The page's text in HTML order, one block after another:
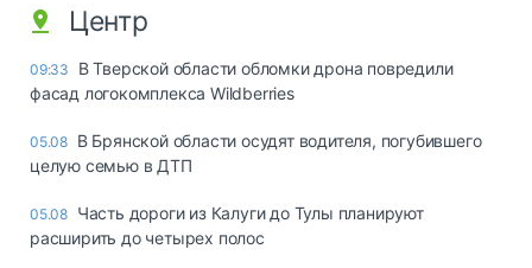
Центр
09:33
В Тверской области обломки дрона повредили
фасад логокомплекса Wildberries
05.08 В Брянской области осудят водителя, погубившего
целую семью в ДТП
05.08 Часть дороги из Калуги до Тулы планируют
расширить до четырех полос